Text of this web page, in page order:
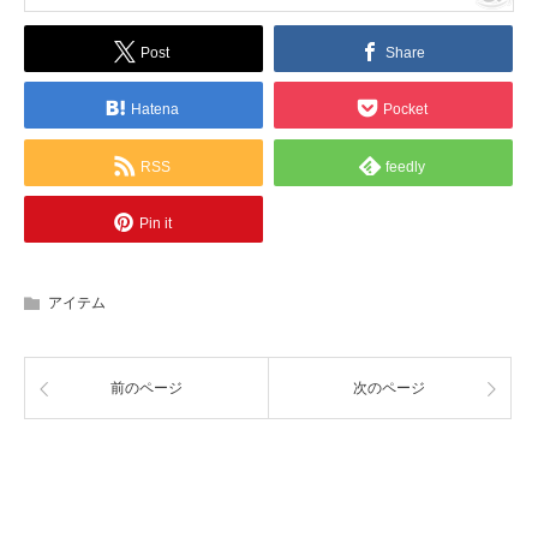
Post Share
Hatena Pocket
RSS feedly
Pin it
アイテム
前のページ 次のページ